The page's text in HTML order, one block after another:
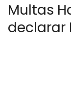
Multas
declarar